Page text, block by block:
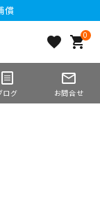
償
favorite 0
shopping_cart
ログ
mail_outline
お問合せ